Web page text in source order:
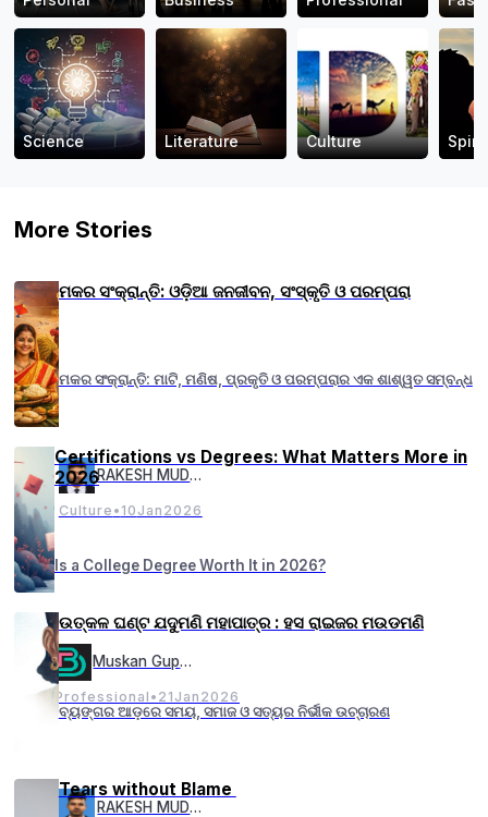
Science Literature Culture
More Stories
ମକର ସଂକ୍ରାନ୍ତି: ଓଡ଼ିଆ ଜନଜୀବନ, ସଂସ୍କୃତି ଓ ପରମ୍ପରା
ମକର ସଂକ୍ରାନ୍ତି: ମାଟି, ମଣିଷ, ପ୍ରକୃତି ଓ ପରମ୍ପରାର ଏକ ଶାଶ୍ୱତ ସମ୍ବନ୍ଧ
RAKESH MUDULI
Culture • 10 Jan 2026
Certifications vs Degrees: What Matters More in
2026
Is a College Degree Worth It in 2026?
Muskan Gupta
Professional • 21 Jan 2026
ଉତ୍କଳ ଘଣ୍ଟ ଯଦୁମଣି ମହାପାତ୍ର : ହସ ରାଇଜର ମଉଡମଣି
ବ୍ୟଙ୍ଗର ଆଡ଼ରେ ସମୟ, ସମାଜ ଓ ସତ୍ୟର ନିର୍ଭୀକ ଉଚ୍ଚାରଣ
RAKESH MUDULI
Tears without Blame